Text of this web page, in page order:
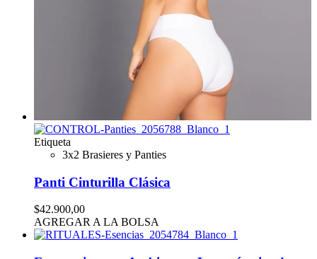
Etiqueta
3x2 Brasieres y Panties
Panti Cinturilla Clásica
$42.900,00
AGREGAR A LA BOLSA